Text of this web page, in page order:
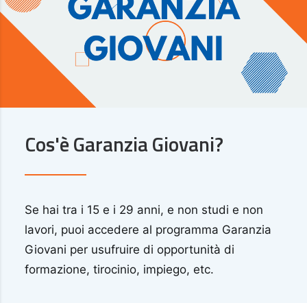
Cos'è Garanzia Giovani?
Se hai tra i 15 e i 29 anni, e non studi e non
lavori, puoi accedere al programma Garanzia
Giovani per usufruire di opportunità di
formazione, tirocinio, impiego, etc.